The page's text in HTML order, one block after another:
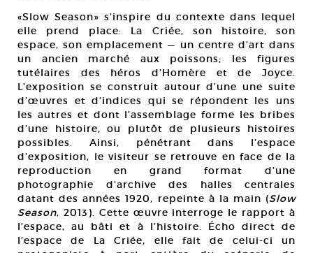
«Slow Season» s’inspire du contexte dans lequel
elle prend place: La Criée, son histoire, son
espace, son emplacement — un centre d’art dans
un ancien marché aux poissons; les figures
tutélaires des héros d’Homère et de Joyce.
L’exposition se construit autour d’une une suite
d’œuvres et d’indices qui se répondent les uns
les autres et dont l’assemblage forme les bribes
d’une histoire, ou plutôt de plusieurs histoires
possibles. Ainsi, pénétrant dans l’espace
d’exposition, le visiteur se retrouve en face de la
reproduction en grand format d’une
photographie d’archive des halles centrales
datant des années 1920, repeinte à la main (Slow
Season, 2013). Cette œuvre interroge le rapport à
l’espace, au bâti et à l’histoire. Écho direct de
l’espace de La Criée, elle fait de celui-ci un